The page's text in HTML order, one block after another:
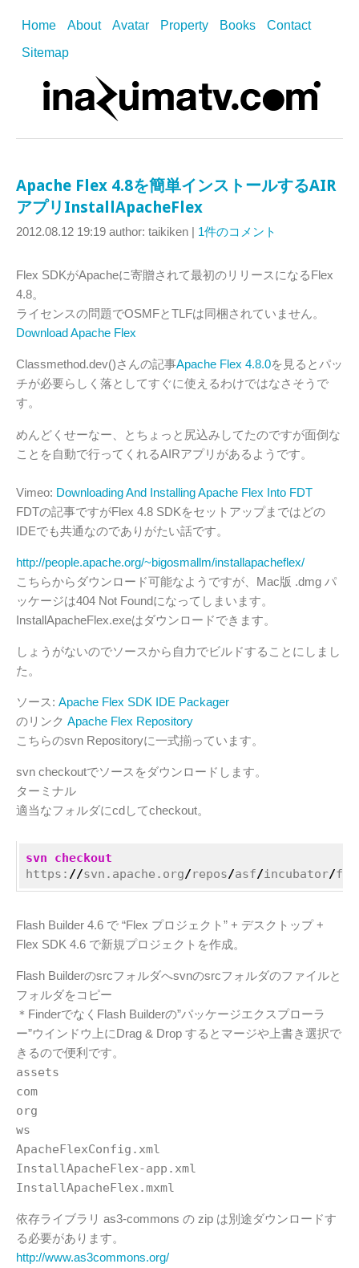
Home About Avatar Property Books
Contact
Sitemap
Apache Flex 4.8を簡単インストールするAIR
アプリInstallApacheFlex
2012.08.12 19:19 author: taikiken | 1件のコメント
Flex SDKがApacheに寄贈されて最初のリリースになるFlex
4.8。
ライセンスの問題でOSMFとTLFは同梱されていません。
Download Apache Flex
Classmethod.dev()さんの記事Apache Flex 4.8.0を見るとパッ
チが必要らしく落としてすぐに使えるわけではなさそうで
す。
めんどくせーなー、とちょっと尻込みしてたのですが面倒な
ことを自動で行ってくれるAIRアプリがあるようです。
Vimeo: Downloading And Installing Apache Flex Into FDT
FDTの記事ですがFlex 4.8 SDKをセットアップまではどの
IDEでも共通なのでありがたい話です。
http://people.apache.org/~bigosmallm/installapacheflex/
こちらからダウンロード可能なようですが、Mac版 .dmg パ
ッケージは404 Not Foundになってしまいます。
InstallApacheFlex.exeはダウンロードできます。
しょうがないのでソースから自力でビルドすることにしまし
た。
ソース: Apache Flex SDK IDE Packager
のリンク Apache Flex Repository
こちらのsvn Repositoryに一式揃っています。
svn checkoutでソースをダウンロードします。
ターミナル
適当なフォルダにcdしてcheckout。
svn checkout
https: //svn.apache.org/repos/asf/incubator/
Flash Builder 4.6 で “Flex プロジェクト” + デスクトップ +
Flex SDK 4.6 で新規プロジェクトを作成。
Flash Builderのsrcフォルダへsvnのsrcフォルダのファイルと
フォルダをコピー
＊FinderでなくFlash Builderの”パッケージエクスプローラ
ー”ウインドウ上にDrag & Drop するとマージや上書き選択で
きるので便利です。
assets
com
org
ws
ApacheFlexConfig.xml
InstallApacheFlex-app.xml
InstallApacheFlex.mxml
依存ライブラリ as3-commons の zip は別途ダウンロードす
る必要があります。
http://www.as3commons.org/